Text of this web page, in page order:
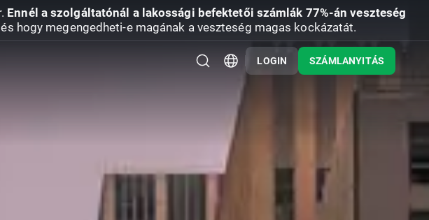
Ennél a szolgáltatónál a lakossági befektetői számlák 77%-án veszteség
hogy megengedheti-e magának a veszteség magas kockázatát.
LOGIN SZÁMLANYITÁS